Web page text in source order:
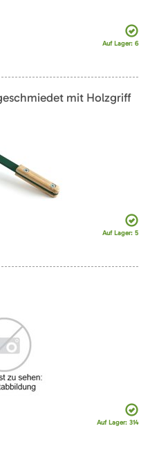
Auf Lager: 6
mit Holzgriff
Auf Lager: 5
Auf Lager: 314